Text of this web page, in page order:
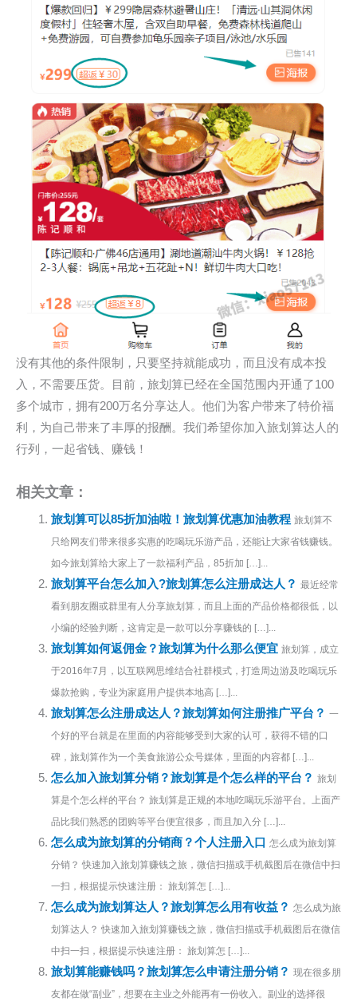
没有其他的条件限制，只要坚持就能成功，而且没有成本投
入，不需要压货。目前，旅划算已经在全国范围内开通了100
多个城市，拥有200万名分享达人。他们为客户带来了特价福
利，为自己带来了丰厚的报酬。我们希望你加入旅划算达人的
行列，一起省钱、赚钱！
相关文章：
旅划算可以85折加油啦！旅划算优惠加油教程 旅划算不
只给网友们带来很多实惠的吃喝玩乐游产品，还能让大家省钱赚钱。
如今旅划算给大家上了一款福利产品，85折加 […]...
旅划算平台怎么加入?旅划算怎么注册成达人？ 最近经常
看到朋友圈或群里有人分享旅划算，而且上面的产品价格都很低，以
小编的经验判断，这肯定是一款可以分享赚钱的 […]...
旅划算如何返佣金？旅划算为什么那么便宜 旅划算，成立
于2016年7月，以互联网思维结合社群模式，打造周边游及吃喝玩乐
爆款抢购，专业为家庭用户提供本地高 […]...
旅划算怎么注册成达人？旅划算如何注册推广平台？ 一
个好的平台就是在里面的内容能够受到大家的认可，获得不错的口
碑，旅划算作为一个美食旅游公众号媒体，里面的内容都 […]...
怎么加入旅划算分销？旅划算是个怎么样的平台？ 旅划
算是个怎么样的平台？ 旅划算是正规的本地吃喝玩乐游平台。上面产
品比我们熟悉的团购等平台便宜很多，而且加入分 […]...
怎么成为旅划算的分销商？个人注册入口 怎么成为旅划算
分销？ 快速加入旅划算赚钱之旅，微信扫描或手机截图后在微信中扫
一扫，根据提示快速注册： 旅划算怎 […]...
怎么成为旅划算达人？旅划算怎么用有收益？ 怎么成为旅
划算达人？ 快速加入旅划算赚钱之旅，微信扫描或手机截图后在微信
中扫一扫，根据提示快速注册： 旅划算怎 […]...
旅划算能赚钱吗？旅划算怎么申请注册分销？ 现在很多朋
友都在做“副业”，想要在主业之外能再有一份收入。副业的选择很